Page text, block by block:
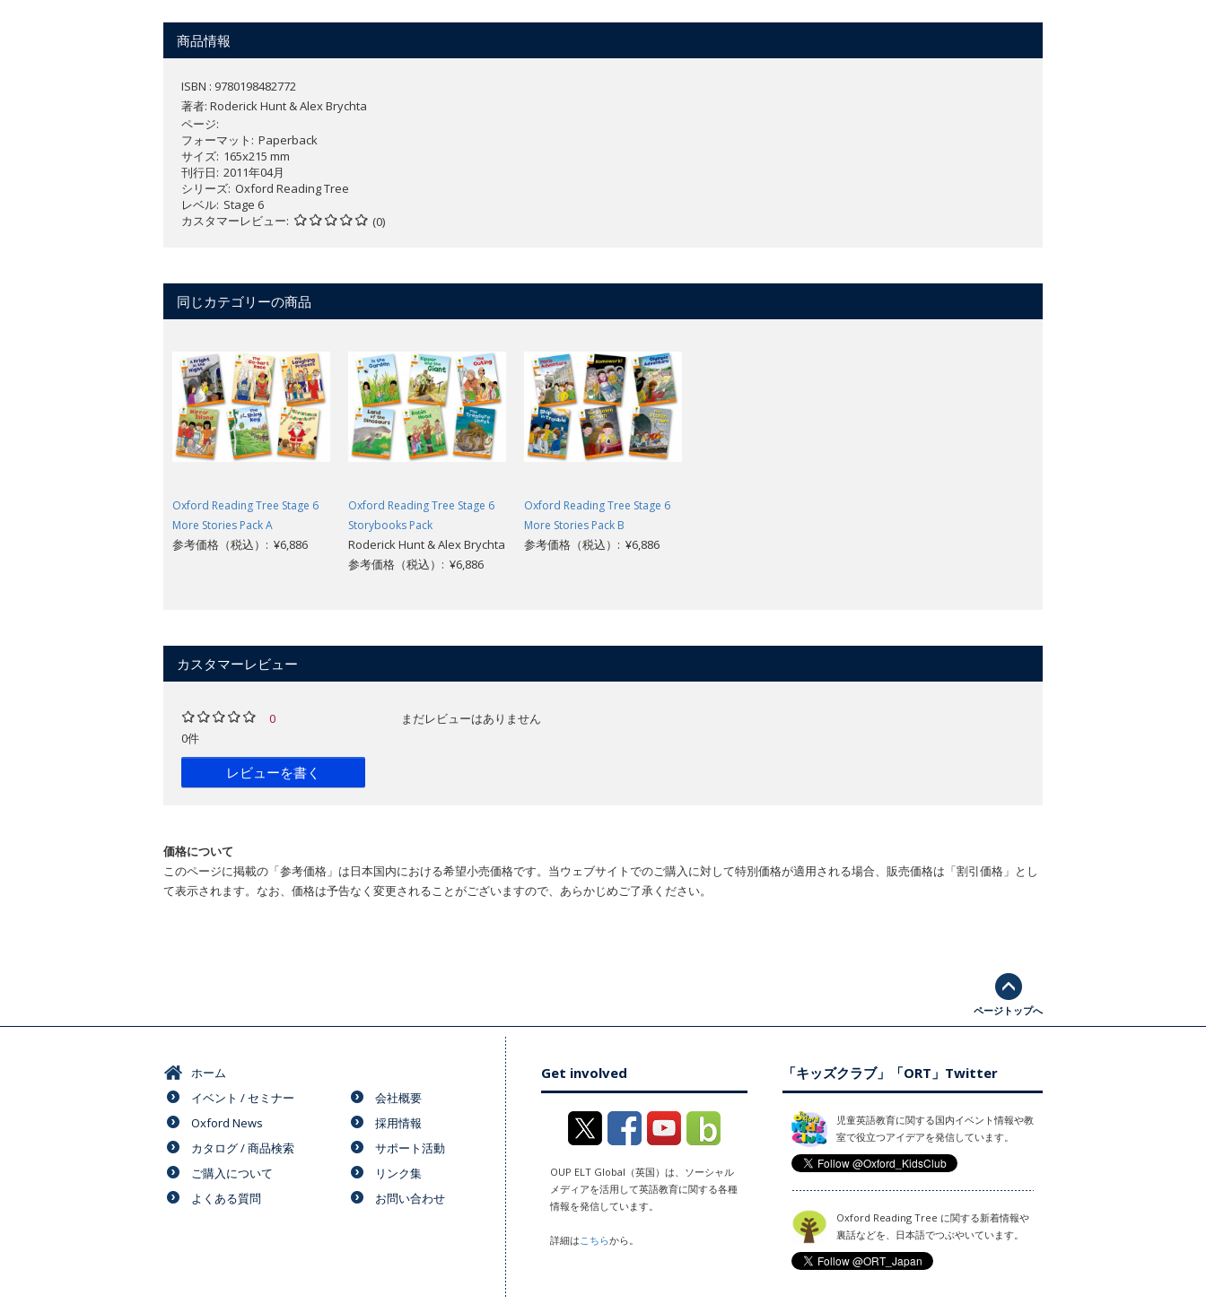
商品情報
ISBN : 9780198482772
著者: Roderick Hunt & Alex Brychta
ページ
フォーマット
Paperback
サイズ 165x215 mm
刊行日 2011年04月
シリーズ Oxford Reading Tree
レベル Stage 6
カスタマーレビュー
(0)
同じカテゴリーの商品
Oxford Reading Tree Stage 6
More Stories Pack A
参考価格（税込）: ¥6,886
Oxford Reading Tree Stage 6
Storybooks Pack
Roderick Hunt & Alex Brychta
参考価格（税込）: ¥6,886
Oxford Reading Tree Stage 6
More Stories Pack B
参考価格（税込）: ¥6,886
カスタマーレビュー
0
0件
レビューを書く
まだレビューはありません
価格について
このページに掲載の「参考価格」は日本国内における希望小売価格です。当ウェブサイトでのご購入に対して特別価格が適用される場合、販売価格は「割引価格」とし
て表示されます。なお、価格は予告なく変更されることがございますので、あらかじめご了承ください。
ページトップへ
ホーム
イベント / セミナー
Oxford News
カタログ / 商品検索
ご購入について
よくある質問
会社概要
採用情報
サポート活動
リンク集
お問い合わせ
Get involved
OUP ELT Global（英国）は、ソーシャル
メディアを活用して英語教育に関する各種
情報を発信しています。
詳細は こちらから。
「キッズクラブ」「ORT」Twitter
児童英語教育に関する国内イベント情報や教
室で役立つアイデアを発信しています。
Oxford Reading Tree に関する新着情報や
裏話などを、日本語でつぶやいています。